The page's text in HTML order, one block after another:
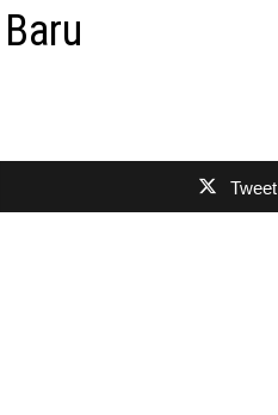
Tweet